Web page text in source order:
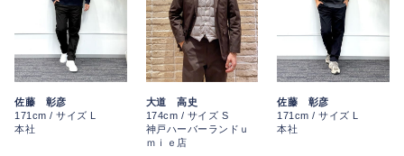
佐藤 彰彦
171cm / サイズ L
本社
大道 高史
174cm / サイズ S
神戸ハーバーランドｕ
ｍｉｅ店
佐藤 彰彦
171cm / サイズ L
本社